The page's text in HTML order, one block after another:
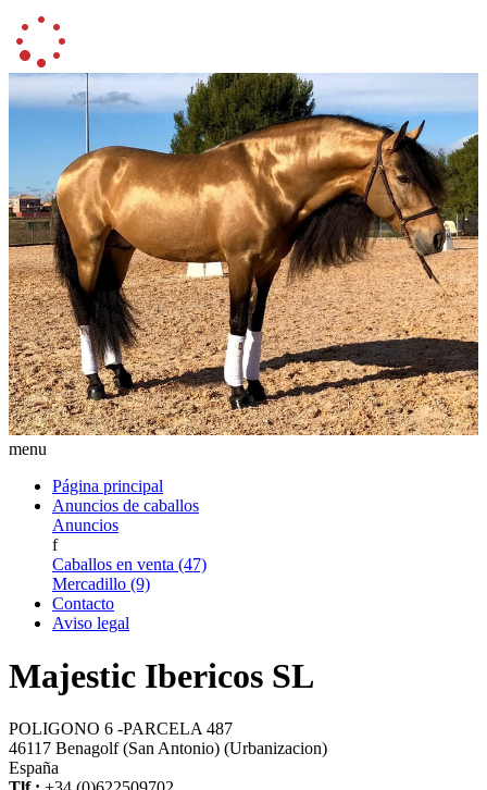
menu
Página principal
Anuncios de caballos
Anuncios
f
Caballos en venta (47)
Mercadillo (9)
Contacto
Aviso legal
Majestic Ibericos SL
POLIGONO 6 -PARCELA 487
46117 Benagolf (San Antonio) (Urbanizacion)
España